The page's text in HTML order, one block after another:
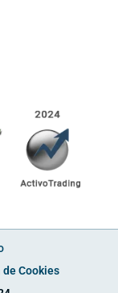
Cookies